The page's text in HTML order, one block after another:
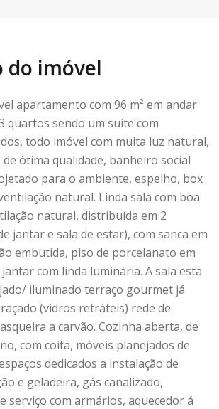
do imóvel
apartamento com 96 m² em andar
quartos sendo um suíte com
todo imóvel com muita luz natural,
ótima qualidade, banheiro social
para o ambiente, espelho, box
natural. Linda sala com boa
natural, distribuída em 2
jantar e sala de estar), com sanca em
embutida, piso de porcelanato em
jantar com linda luminária. A sala esta
iluminado terraço gourmet já
(vidros retráteis) rede de
a carvão. Cozinha aberta, de
com coifa, móveis planejados de
dedicados a instalação de
e geladeira, gás canalizado,
serviço com armários, aquecedor á